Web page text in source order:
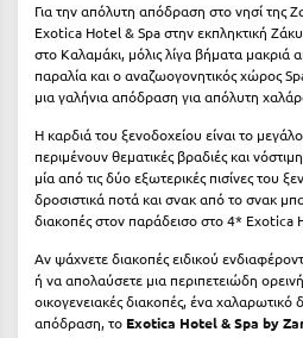
Μέτσοβο
Μήλος
Μονεμβασιά
Μουζάκι
Μπαλί Κρήτης
Μπούκα Μεσσηνίας
Για την απόλυτη απόδραση στο νησί της
Exotica Hotel & Spa στην εκπληκτική
στο Καλαμάκι, μόλις λίγα βήματα
παραλία και ο αναζωογονητικός χώρος
μια γαλήνια απόδραση για απόλυτη
Η καρδιά του ξενοδοχείου είναι το
περιμένουν θεματικές βραδιές και
μία από τις δύο εξωτερικές πισίνες του
δροσιστικά ποτά και σνακ από το σνακ
διακοπές στον παράδεισο στο 4* Exotica
Αν ψάχνετε διακοπές ειδικού
ή να απολαύσετε μια περιπετειώδη ορεινή
οικογενειακές διακοπές, ένα χαλαρωτικό
απόδραση, το Exotica Hotel & Spa by